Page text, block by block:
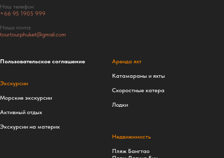
Наш телефон:
+66 95 1905 999
Наша почта:
tour.tour.phuket@gmail.com
Пользовательское соглашение
Экскурсии
Морские экскурсии
Активный отдых
Экскурсии на материк
Аренда яхт
Катамараны и яхты
Скоростные катера
Лодки
Недвижимость
Пляж Бангтао